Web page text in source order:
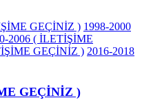
GEÇİNİZ ) 1998-2000
2006 ( İLETİŞİME
GEÇİNİZ ) 2016-2018
GEÇİNİZ )